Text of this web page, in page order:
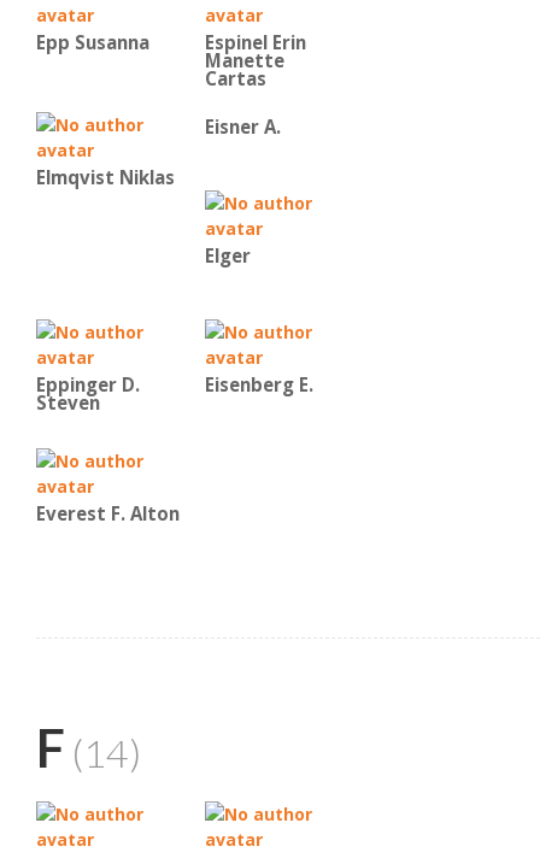
Epp Susanna Espinel Erin
Manette
Cartas
Elmqvist Niklas
Eisner A.
Elger
Eppinger D.
Steven
Eisenberg E.
Everest F. Alton
F (14)